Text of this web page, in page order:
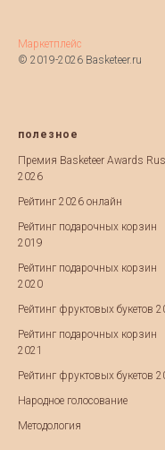
Маркетплейс
© 2019-2026 Basketeer.ru
полезное
Премия Basketeer Awards
2026
Рейтинг 2026 онлайн
Рейтинг подарочных корзин
2019
Рейтинг подарочных корзин
2020
Рейтинг фруктовых букетов
Рейтинг подарочных корзин
2021
Рейтинг фруктовых букетов
Народное голосование
Методология